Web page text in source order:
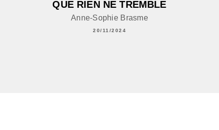
QUE RIEN NE TREMBLE
Anne-Sophie Brasme
20/11/2024